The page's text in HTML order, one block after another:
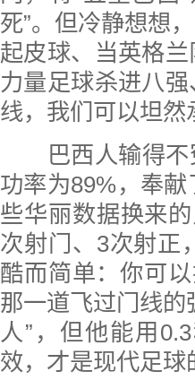
死”。但冷静想想
起皮球、当英格
力量足球杀进八
线，我们可以坦
巴西人输得不
功率为89%，奉
些华丽数据换来
次射门、3次射正
酷而简单：你可
那一道飞过门线的
人”，但他能用
效，才是现代足球